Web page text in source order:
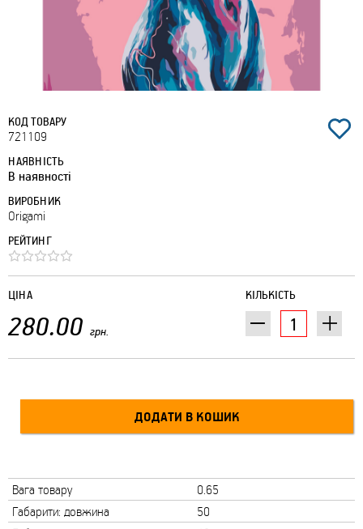
КОД ТОВАРУ
721109
НАЯВНІСТЬ
В наявності
ВИРОБНИК
Origami
РЕЙТИНГ
КІЛЬКІСТЬ
ЦІНА
280.00 грн.
Вага товару
0.65
Габарити: довжина
50